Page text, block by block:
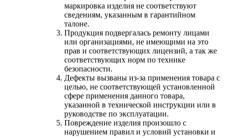
маркировка изделия не соответствуют
сведениям, указанным в гарантийном
талоне.
Продукция подвергалась ремонту лицами
или организациями, не имеющими на это
прав и соответствующих лицензий, а так же
соответствующих норм по технике
безопасности.
Дефекты вызваны из-за применения товара с
целью, не соответствующей установленной
сфере применения данного товара,
указанной в технической инструкции или в
руководстве по эксплуатации.
Повреждение изделия произошло с
нарушением правил и условий установки и